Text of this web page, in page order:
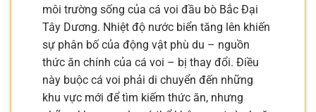
môi trường sống của cá voi đầu bò Bắc Đại
Tây Dương. Nhiệt độ nước biển tăng lên khiến
sự phân bố của động vật phù du – nguồn
thức ăn chính của cá voi – bị thay đổi. Điều
này buộc cá voi phải di chuyển đến những
khu vực mới để tìm kiếm thức ăn, nhưng